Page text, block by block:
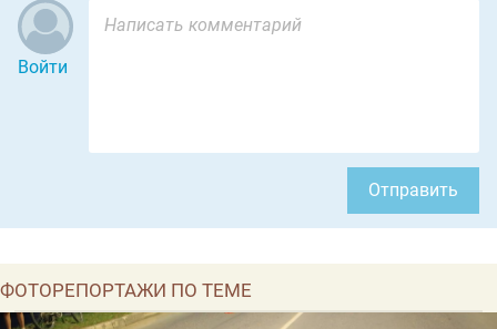
Войти
Отправить
ФОТОРЕПОРТАЖИ ПО ТЕМЕ